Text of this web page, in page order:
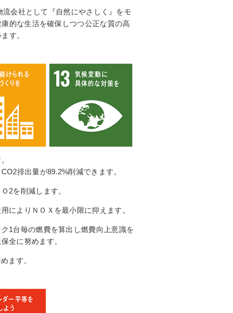
会社として『自然にやさしく』をモ
的な生活を確保しつつ公正な質の高
す。
排出量が89.2%削減できます。
2を削減します。
によりＮＯＸを最小限に抑えます。
1台毎の燃費を算出し燃費向上意識を
全に努めます。
ます。